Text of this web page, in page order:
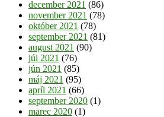
december 2021 (86)
november 2021 (78)
október 2021 (78)
september 2021 (81)
august 2021 (90)
júl 2021 (76)
jún 2021 (85)
máj 2021 (95)
apríl 2021 (66)
september 2020 (1)
marec 2020 (1)